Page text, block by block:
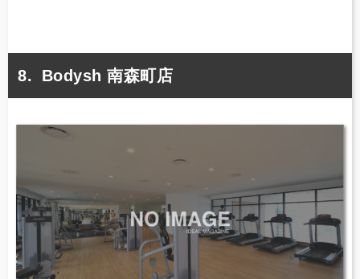
Bodysh 南森町店